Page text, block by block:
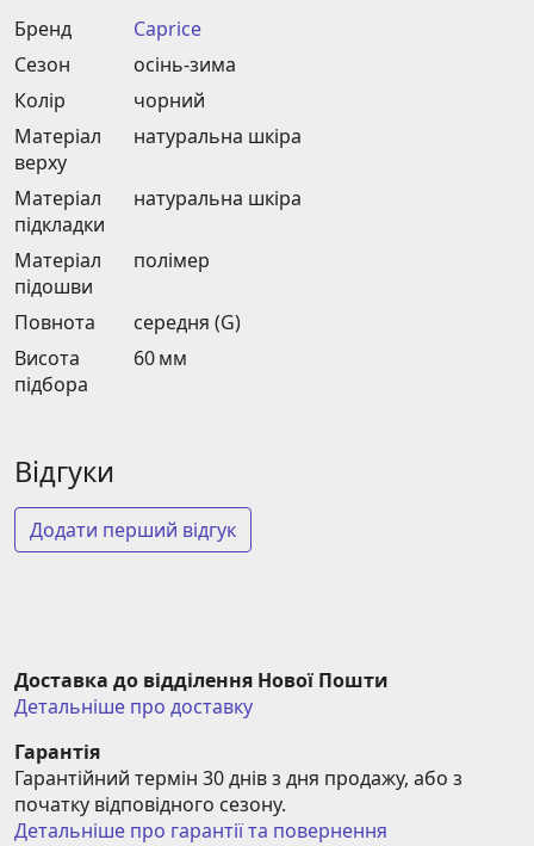
Бренд
Caprice
Сезон
осінь-зима
Колір
чорний
Матеріал
верху
натуральна шкіра
Матеріал
підкладки
натуральна шкіра
Матеріал
підошви
полімер
Повнота
середня (G)
Висота
підбора
60 мм
Відгуки
Додати перший відгук
Доставка до відділення Нової Пошти
Детальніше про доставку
Гарантія
Гарантійний термін 30 днів з дня продажу, або з
початку відповідного сезону.
Детальніше про гарантії та повернення